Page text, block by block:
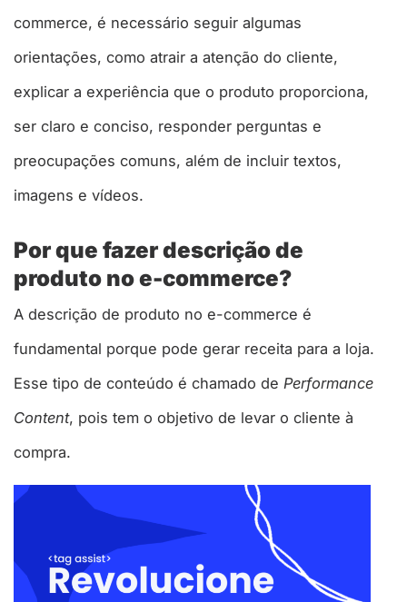
commerce, é necessário seguir algumas
orientações, como atrair a atenção do cliente,
explicar a experiência que o produto proporciona,
ser claro e conciso, responder perguntas e
preocupações comuns, além de incluir textos,
imagens e vídeos.
Por que fazer descrição de
produto no e-commerce?
A descrição de produto no e-commerce é
fundamental porque pode gerar receita para a loja.
Esse tipo de conteúdo é chamado de Performance
Content, pois tem o objetivo de levar o cliente à
compra.